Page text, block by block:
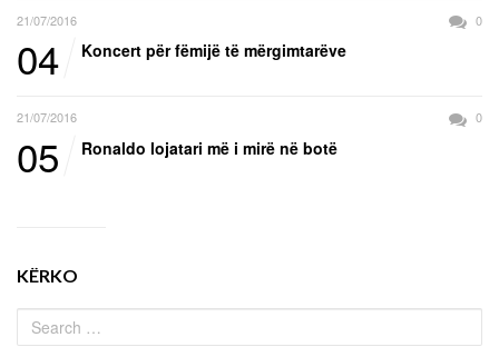
21/07/2016 0
04 Koncert për fëmijë të mërgimtarëve
21/07/2016 0
05 Ronaldo lojatari më i mirë në botë
KËRKO